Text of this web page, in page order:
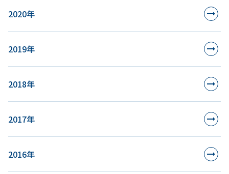
2020年
2019年
2018年
2017年
2016年